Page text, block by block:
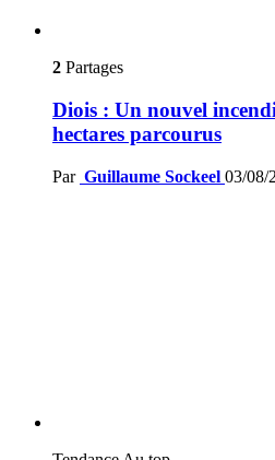
2 Partages
Diois : Un nouvel
hectares parcourus
Par Guillaume Sockeel 03/08/